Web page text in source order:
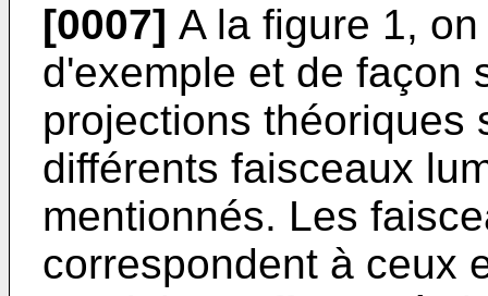
[0007] A la figure 1,
d'exemple et de façon
projections théoriques
différents faisceaux
mentionnés. Les
correspondent à ceux